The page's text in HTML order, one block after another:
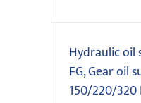
Hydraulic oil
FG, Gear oil
150/220/320